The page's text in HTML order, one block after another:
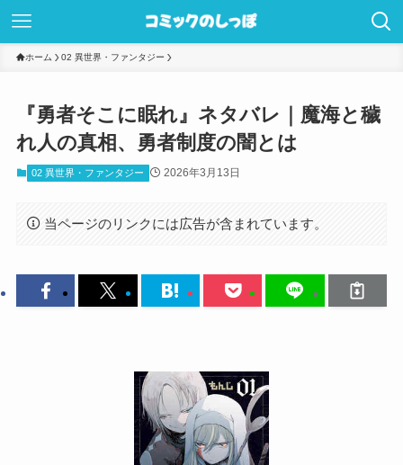
ホーム 02 異世界・ファンタジー
『勇者そこに眠れ』ネタバレ｜魔海と穢
れ人の真相、勇者制度の闇とは
02 異世界・ファンタジー 2026年3月13日
当ページのリンクには広告が含まれています。